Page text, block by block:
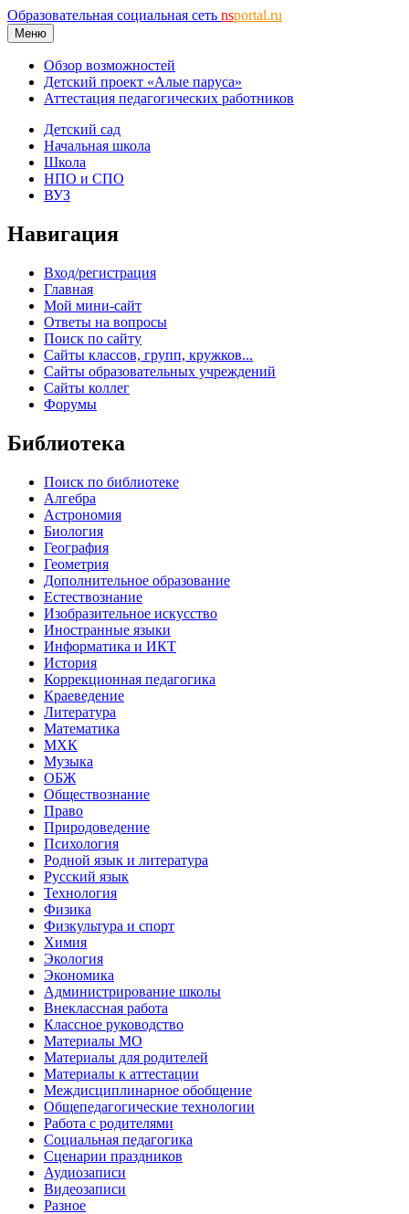
Образовательная социальная сеть nsportal.ru
Меню
Обзор возможностей
Детский проект «Алые паруса»
Аттестация педагогических работников
Детский сад
Начальная школа
Школа
НПО и СПО
ВУЗ
Навигация
Вход/регистрация
Главная
Мой мини-сайт
Ответы на вопросы
Поиск по сайту
Сайты классов, групп, кружков...
Сайты образовательных учреждений
Сайты коллег
Форумы
Библиотека
Поиск по библиотеке
Алгебра
Астрономия
Биология
География
Геометрия
Дополнительное образование
Естествознание
Изобразительное искусство
Иностранные языки
Информатика и ИКТ
История
Коррекционная педагогика
Краеведение
Литература
Математика
МХК
Музыка
ОБЖ
Обществознание
Право
Природоведение
Психология
Родной язык и литература
Русский язык
Технология
Физика
Физкультура и спорт
Химия
Экология
Экономика
Администрирование школы
Внеклассная работа
Классное руководство
Материалы МО
Материалы для родителей
Материалы к аттестации
Междисциплинарное обобщение
Общепедагогические технологии
Работа с родителями
Социальная педагогика
Сценарии праздников
Аудиозаписи
Видеозаписи
Разное